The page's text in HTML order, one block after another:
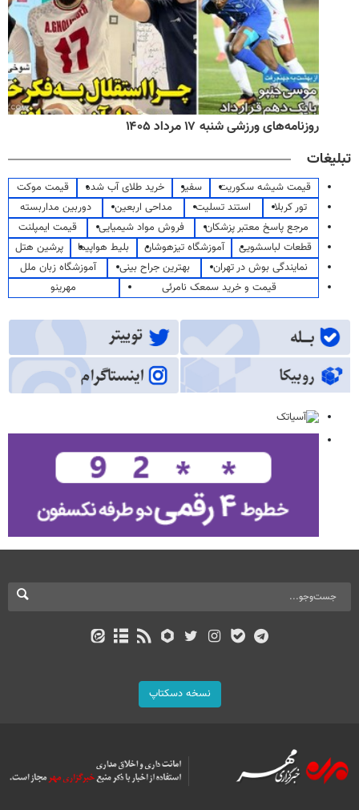
روزنامه‌های ورزشی شنبه ۱۷ مرداد ۱۴۰۵
تبلیغات
قیمت شیشه سکوریت سفیر خرید طلای آب شده
قیمت موکت
تور کربلا
استند تسلیت مداحی اربعین
دوربین مداربسته
مرجع پاسخ معتبر پزشکان
فروش مواد شیمیایی
قیمت ایمپلنت
قطعات لباسشویی
آموزشگاه تیزهوشان بلیط هواپیما
پرشین هتل
نمایندگی بوش در تهران
بهترین جراح بینی
آموزشگاه زبان ملل
قیمت و خرید سمعک نامرئی
مهرینو
نسخه دسکتاپ